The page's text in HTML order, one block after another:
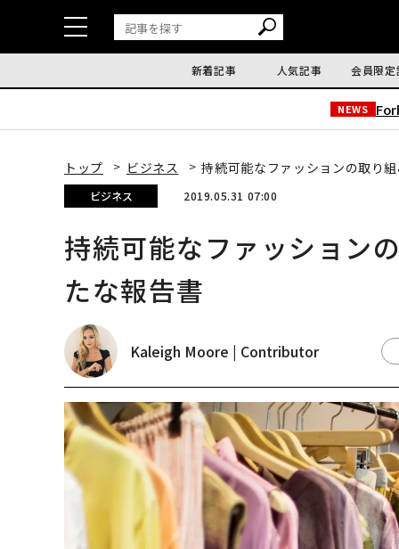
新着記事 人気記事 会員限定
NEWS
トップ ビジネス 持続可能なファッションの取り
ビジネス 2019.05.31 07:00
持続可能なファッション
たな報告書
Kaleigh Moore | Contributor